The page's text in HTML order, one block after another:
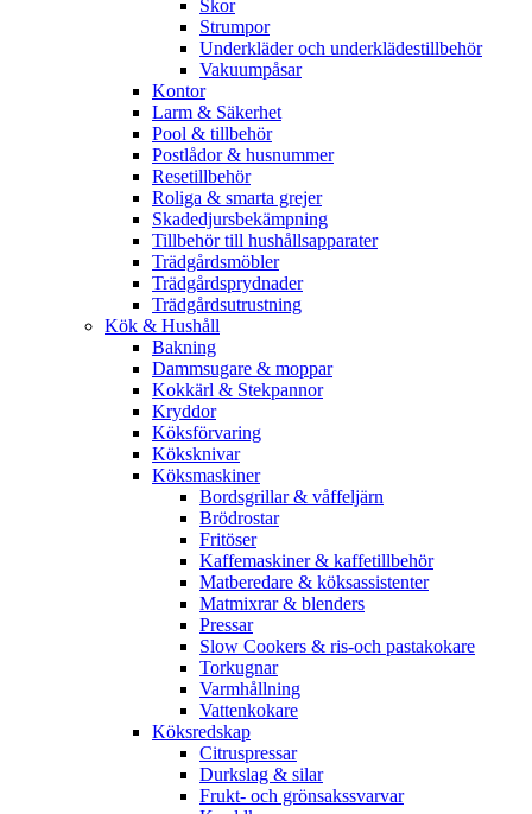
Skor
Strumpor
Underkläder och underklädestillbehör
Vakuumpåsar
Kontor
Larm & Säkerhet
Pool & tillbehör
Postlådor & husnummer
Resetillbehör
Roliga & smarta grejer
Skadedjursbekämpning
Tillbehör till hushållsapparater
Trädgårdsmöbler
Trädgårdsprydnader
Trädgårdsutrustning
Kök & Hushåll
Bakning
Dammsugare & moppar
Kokkärl & Stekpannor
Kryddor
Köksförvaring
Köksknivar
Köksmaskiner
Bordsgrillar & våffeljärn
Brödrostar
Fritöser
Kaffemaskiner & kaffetillbehör
Matberedare & köksassistenter
Matmixrar & blenders
Pressar
Slow Cookers & ris-och pastakokare
Torkugnar
Varmhållning
Vattenkokare
Köksredskap
Citruspressar
Durkslag & silar
Frukt- och grönsakssvarvar